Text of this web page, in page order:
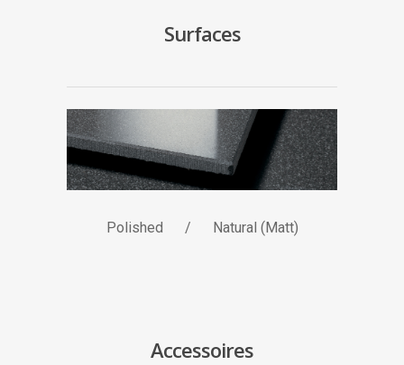
Surfaces
Polished / Natural (Matt)
Accessoires